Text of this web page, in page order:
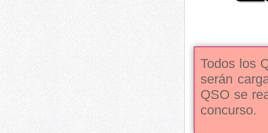
Todos los
serán
QSO se
concurso.